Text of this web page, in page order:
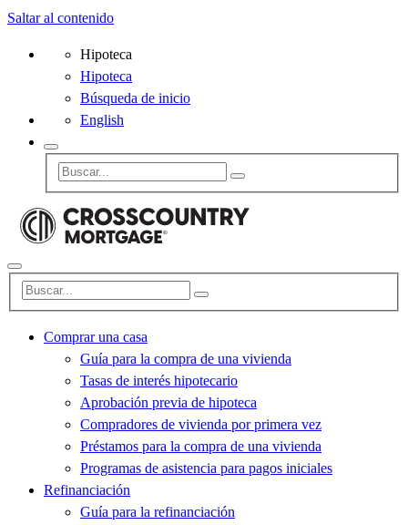
Saltar al contenido
Hipoteca
Hipoteca
Búsqueda de inicio
English
Comprar una casa
Guía para la compra de una vivienda
Tasas de interés hipotecario
Aprobación previa de hipoteca
Compradores de vivienda por primera vez
Préstamos para la compra de una vivienda
Programas de asistencia para pagos iniciales
Refinanciación
Guía para la refinanciación